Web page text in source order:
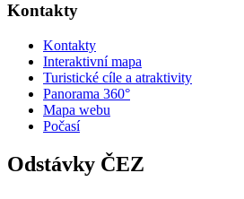
Kontakty
Kontakty
Interaktivní mapa
Turistické cíle a atraktivity
Panorama 360°
Mapa webu
Počasí
Odstávky ČEZ